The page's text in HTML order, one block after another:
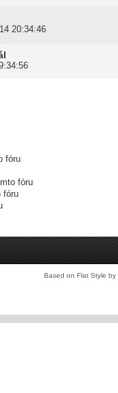
20:34:46
fóru
fóru
fóru
Based on Flat Style by